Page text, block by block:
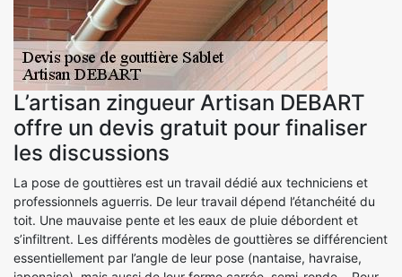
L’artisan zingueur Artisan DEBART
offre un devis gratuit pour finaliser
les discussions
La pose de gouttières est un travail dédié aux techniciens et
professionnels aguerris. De leur travail dépend l’étanchéité du
toit. Une mauvaise pente et les eaux de pluie débordent et
s’infiltrent. Les différents modèles de gouttières se différencient
essentiellement par l’angle de leur pose (nantaise, havraise,